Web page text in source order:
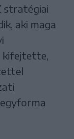
stratégiai
aki maga
kifejtette,